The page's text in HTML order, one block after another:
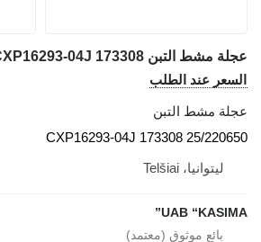
السعر عند الطلب
عجلة مشط التبن
25/220650 CXP16293-04J 173308
ليتوانيا، Telšiai
UAB “KASIMA”